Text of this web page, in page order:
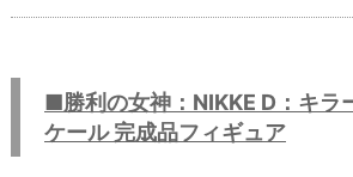
■勝利の女神：NIKKE D：キラ
ケール 完成品フィギュア